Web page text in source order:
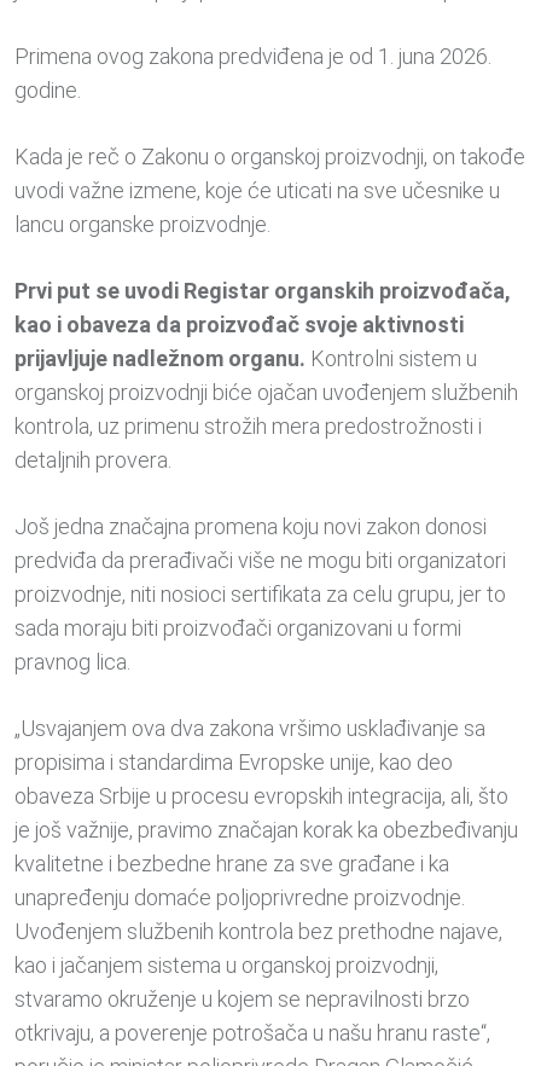
Primena ovog zakona predviđena je od 1. juna 2026.
godine.
Kada je reč o Zakonu o organskoj proizvodnji, on takođe
uvodi važne izmene, koje će uticati na sve učesnike u
lancu organske proizvodnje.
Prvi put se uvodi Registar organskih proizvođača,
kao i obaveza da proizvođač svoje aktivnosti
prijavljuje nadležnom organu. Kontrolni sistem u
organskoj proizvodnji biće ojačan uvođenjem službenih
kontrola, uz primenu strožih mera predostrožnosti i
detaljnih provera.
Još jedna značajna promena koju novi zakon donosi
predviđa da prerađivači više ne mogu biti organizatori
proizvodnje, niti nosioci sertifikata za celu grupu, jer to
sada moraju biti proizvođači organizovani u formi
pravnog lica.
„Usvajanjem ova dva zakona vršimo usklađivanje sa
propisima i standardima Evropske unije, kao deo
obaveza Srbije u procesu evropskih integracija, ali, što
je još važnije, pravimo značajan korak ka obezbeđivanju
kvalitetne i bezbedne hrane za sve građane i ka
unapređenju domaće poljoprivredne proizvodnje.
Uvođenjem službenih kontrola bez prethodne najave,
kao i jačanjem sistema u organskoj proizvodnji,
stvaramo okruženje u kojem se nepravilnosti brzo
otkrivaju, a poverenje potrošača u našu hranu raste“,